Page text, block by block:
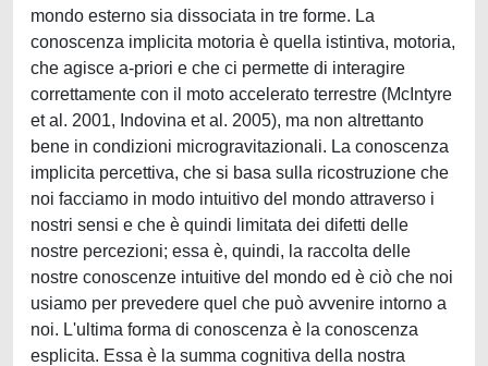
mondo esterno sia dissociata in tre forme. La
conoscenza implicita motoria è quella istintiva, motoria,
che agisce a-priori e che ci permette di interagire
correttamente con il moto accelerato terrestre (McIntyre
et al. 2001, Indovina et al. 2005), ma non altrettanto
bene in condizioni microgravitazionali. La conoscenza
implicita percettiva, che si basa sulla ricostruzione che
noi facciamo in modo intuitivo del mondo attraverso i
nostri sensi e che è quindi limitata dei difetti delle
nostre percezioni; essa è, quindi, la raccolta delle
nostre conoscenze intuitive del mondo ed è ciò che noi
usiamo per prevedere quel che può avvenire intorno a
noi. L'ultima forma di conoscenza è la conoscenza
esplicita. Essa è la summa cognitiva della nostra